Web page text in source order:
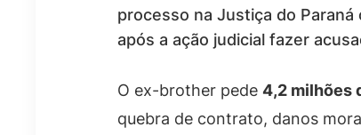
processo na Justiça do Paraná
após a ação judicial fazer
O ex-brother pede 4,2 milhões
quebra de contrato, danos